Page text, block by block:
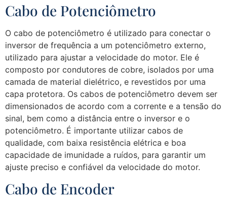
Cabo de Potenciômetro
O cabo de potenciômetro é utilizado para conectar o
inversor de frequência a um potenciômetro externo,
utilizado para ajustar a velocidade do motor. Ele é
composto por condutores de cobre, isolados por uma
camada de material dielétrico, e revestidos por uma
capa protetora. Os cabos de potenciômetro devem ser
dimensionados de acordo com a corrente e a tensão do
sinal, bem como a distância entre o inversor e o
potenciômetro. É importante utilizar cabos de
qualidade, com baixa resistência elétrica e boa
capacidade de imunidade a ruídos, para garantir um
ajuste preciso e confiável da velocidade do motor.
Cabo de Encoder